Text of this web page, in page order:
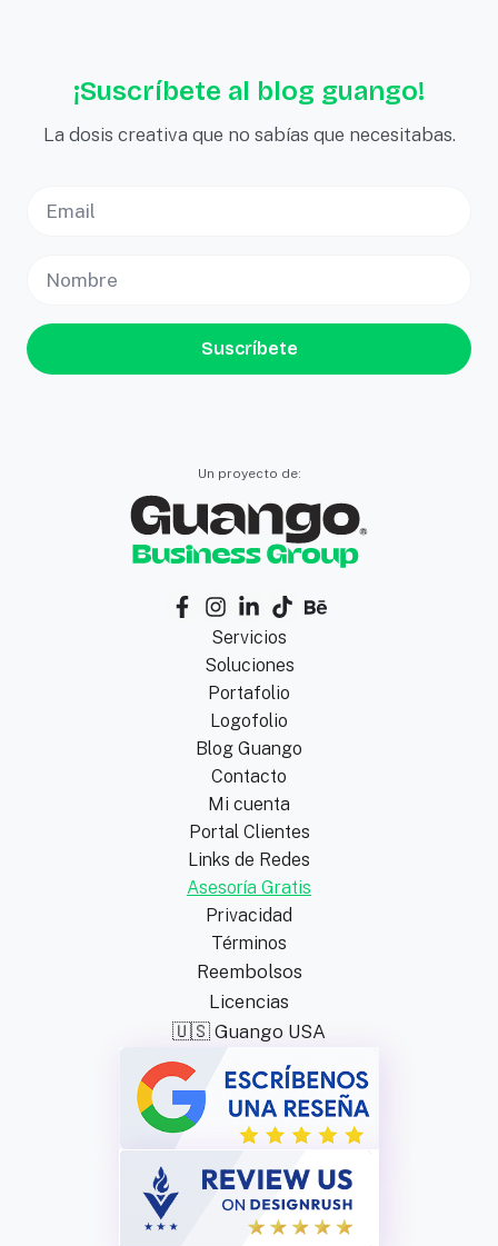
¡Suscríbete al blog guango!
La dosis creativa que no sabías que necesitabas.
Suscríbete
Un proyecto de:
Servicios
Soluciones
Portafolio
Logofolio
Blog Guango
Contacto
Mi cuenta
Portal Clientes
Links de Redes
Asesoría Gratis
Privacidad
Términos
Reembolsos
Licencias
🇺🇸 Guango USA